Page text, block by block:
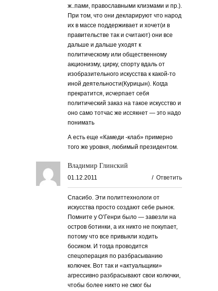
ж..пами, православными клизмами и пр.).
При том, что они декларируют что народ
их в массе поддерживает и хочет(и в
правительстве так и считают) они все
дальше и дальше уходят к
политическому или общественному
акционизму, цирку, спорту вдаль от
изобразительного искусства к какой-то
иной деятельности(Курицын). Когда
прекратится, исчерпает себя
политический заказ на такое искусство и
оно само тотчас же иссякнет — это надо
понимать
А есть еще «Камеди -клаб» примерно
того же уровня, любимый президентом.
Владимир Глинский
01.12.2011 / Ответить
Спасибо. Эти политтехнологи от
искусства просто создают себе рынок.
Помните у О’Генри было — завезли на
остров ботинки, а их никто не покупает,
потому что все привыкли ходить
босиком. И тогда проводится
спецоперация по разбрасыванию
колючек. Вот так и «актуальщики»
агрессивно разбрасывают свои колючки,
чтобы более никто не смог бы